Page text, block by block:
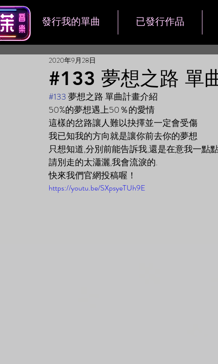
發行我的單曲 已發行作品
#133 夢想之路 單
2020年9月28日
#133 夢想之路 單曲計畫介紹
50%的夢想遇上50％的愛情
這樣的岔路讓人難以抉擇並一定會受傷
我已知我的方向就是讓你前去你的夢想
只想知道,分別前能告訴我,還是在意我一點
請別走的太瀟灑,我會流淚的.
快來我們官網投稿喔！
https://youtu.be/SXpsyeTUh9E